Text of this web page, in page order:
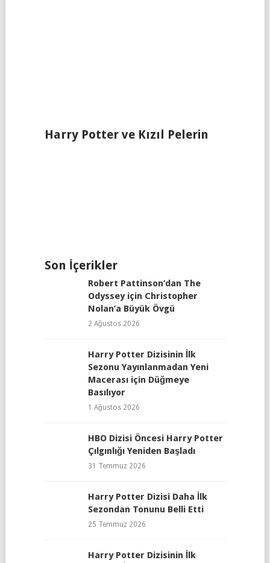
Harry Potter ve Kızıl Pelerin
Son İçerikler
Robert Pattinson’dan The
Odyssey için Christopher
Nolan’a Büyük Övgü
2 Ağustos 2026
Harry Potter Dizisinin İlk
Sezonu Yayınlanmadan Yeni
Macerası için Düğmeye
Basılıyor
1 Ağustos 2026
HBO Dizisi Öncesi Harry Potter
Çılgınlığı Yeniden Başladı
31 Temmuz 2026
Harry Potter Dizisi Daha İlk
Sezondan Tonunu Belli Etti
25 Temmuz 2026
Harry Potter Dizisinin İlk